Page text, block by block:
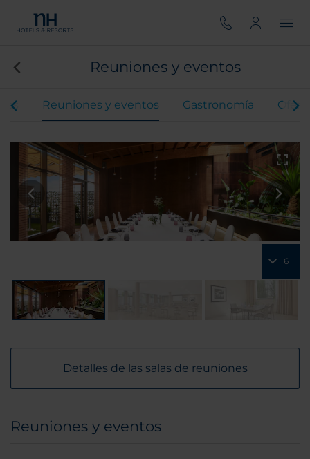
Reuniones y eventos
Reuniones y eventos Gastronomía
6
Detalles de las salas de reuniones
Reuniones y eventos